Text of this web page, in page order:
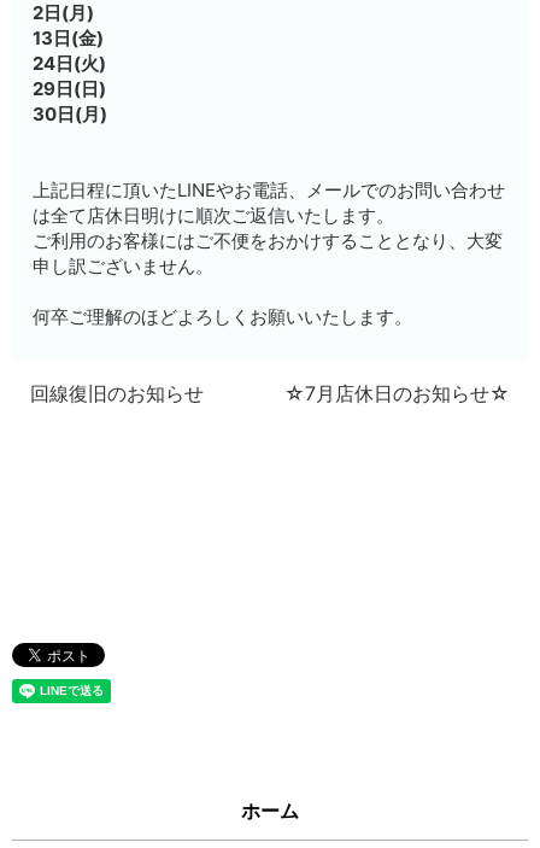
2日(月)
13日(金)
24日(火)
29日(日)
30日(月)
上記日程に頂いたLINEやお電話、メールでのお問い合わせ
は全て店休日明けに順次ご返信いたします。
ご利用のお客様にはご不便をおかけすることとなり、大変
申し訳ございません。
何卒ご理解のほどよろしくお願いいたします。
回線復旧のお知らせ ☆7月店休日のお知らせ☆
ホーム